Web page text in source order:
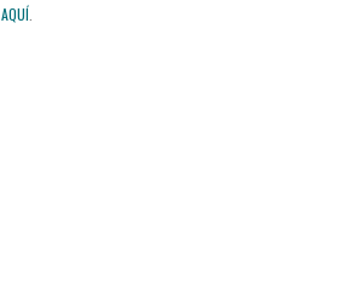
AQUÍ.